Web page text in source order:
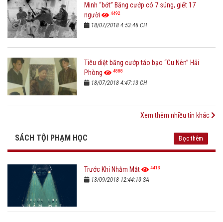
Minh “bớt” Băng cướp có 7 súng, giết 17
người
4492
18/07/2018 4:53:46 CH
Tiêu diệt băng cướp táo bạo “Cu Nên” Hải
Phòng
4888
18/07/2018 4:47:13 CH
Xem thêm nhiều tin khác
SÁCH TỘI PHẠM HỌC Đọc thêm
Trước Khi Nhắm Mắt 4413
13/09/2018 12:44:10 SA